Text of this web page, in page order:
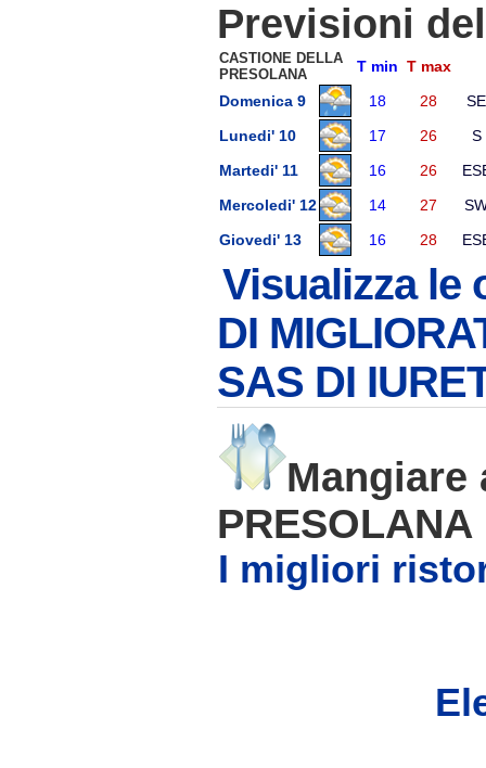
Previsioni
CASTIONE DELLA
PRESOLANA
T min T max
Domenica 9
18 28
SE
Lunedi' 10
17 26
S
Martedi' 11
16 26
Mercoledi' 12
14 27
Giovedi' 13
16 28
Visualizza le
DI
SAS DI
Mangiare
PRESOLANA
I migliori